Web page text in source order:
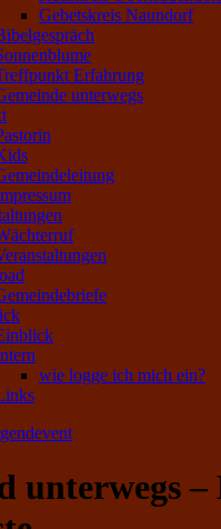
Gebetskreis Naundorf
Erfahrung
unterwegs
wie logge ich mich ein?
unterwegs